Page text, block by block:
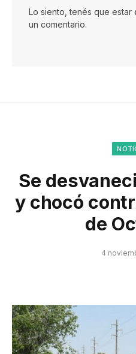
Lo siento, tenés que estar
un comentario.
Se
y chocó
de
4